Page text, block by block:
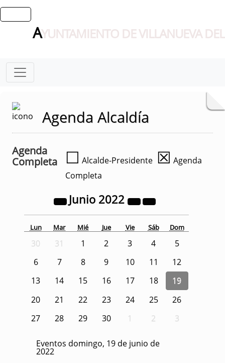
AYUNTAMIENTO DE VILLANUEVA
Agenda Alcaldía
Agenda
Completa
☐ Alcalde-Presidente ☒ Agenda
Completa
Junio 2022
Lun Mar Mié Jue Vie Sáb Dom
30 31 1 2 3 4
5
6
7 8 9 10 11
12
13
14 15 16 17 18
19
20
21 22 23 24 25
26
27
28 29 30 1 2 3
Eventos domingo, 19 de junio de
2022